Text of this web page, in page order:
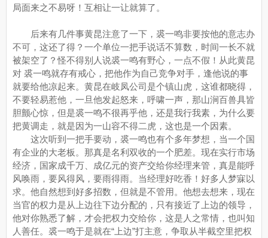
局面来之不易呀！互相让一让就算了。
后来有几件事黄昆注意了一下，裘一鸣非要按他的意志办
不可，这还了得？一个单位一把手说话不算数，时间一长不就
被架空了？怪不得别人说裘一鸣有野心，一点不假！从此黄昆
对 裘一鸣就存有戒心，把他作为自己竞争对手，逢他说的事
就要给他凉起来。黄昆在岐凤公司是个镇山虎，这谁都晓得，
不要轻易惹他，一旦他发起怒来，呼啸一声，那山涧百兽具皆
胆颤心惊，但是裘一鸣不很再乎他，还是我行我素，为什么要
把黄调走，就是因为一山容不得二虎，这也是一个因素。
这次听到一把手要动，裘一鸣也有个多年梦想，当一个国
有企业的大老板。那真是名利双收的一个肥差。现在实行市场
经济，国家成千万、成亿元的资产交给你经理来管，真是能呼
风唤雨，要风得风，要雨得雨。当经理好吃香！好多人梦寐以
求。他自然想到好多招数，但就是不管用。他想去想来，现在
当官的权力是从上边往下边分配的，只有接近了上边的领导，
他对你熟悉了解，才会把权力交给你，这是人之常情，也叫知
人善任。裘一鸣于是就在“上边”打主意，争取从半截空里把权